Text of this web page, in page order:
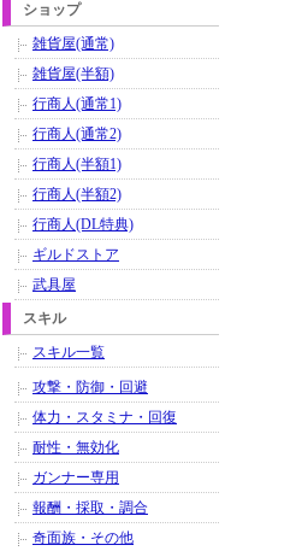
ショップ
雑貨屋(通常)
雑貨屋(半額)
行商人(通常1)
行商人(通常2)
行商人(半額1)
行商人(半額2)
行商人(DL特典)
ギルドストア
武具屋
スキル
スキル一覧
攻撃・防御・回避
体力・スタミナ・回復
耐性・無効化
ガンナー専用
報酬・採取・調合
奇面族・その他